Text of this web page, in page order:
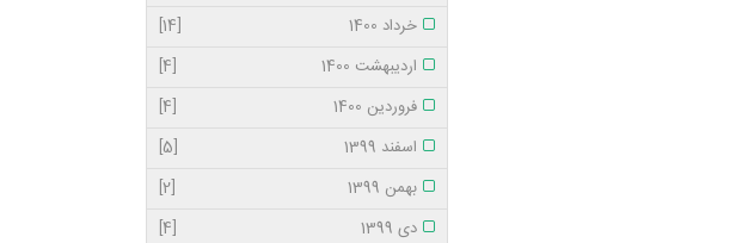
خرداد 1400
[14]
اردیبهشت 1400
[4]
فروردین 1400
[4]
اسفند 1399
[5]
بهمن 1399
[2]
دی 1399
[4]